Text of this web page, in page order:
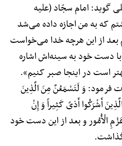
گوید: امام سجّاد (علیه
که به من اجازه داده می‌شد
از این هرچه خدا می‌خواست
دست خود به سینه‌اش اشاره
است در اینجا صبر کنیم».
فرمود: وَ لَتَسْمَعُنَّ مِنَ الَّذِینَ
أَشْرَکُوا أَذیً کَثِیراً وَ إِنْ
الْأُمُور و بعد از این دست خود